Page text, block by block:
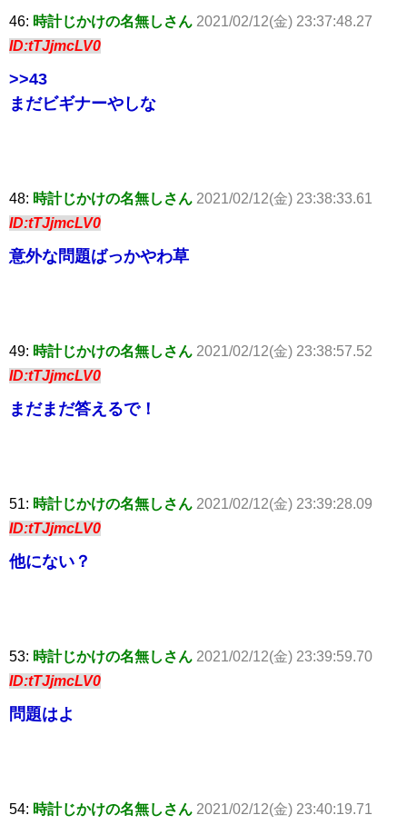
46: 時計じかけの名無しさん 2021/02/12(金) 23:37:48.27
ID:tTJjmcLV0
>>43
まだビギナーやしな
48: 時計じかけの名無しさん 2021/02/12(金) 23:38:33.61
ID:tTJjmcLV0
意外な問題ばっかやわ草
49: 時計じかけの名無しさん 2021/02/12(金) 23:38:57.52
ID:tTJjmcLV0
まだまだ答えるで！
51: 時計じかけの名無しさん 2021/02/12(金) 23:39:28.09
ID:tTJjmcLV0
他にない？
53: 時計じかけの名無しさん 2021/02/12(金) 23:39:59.70
ID:tTJjmcLV0
問題はよ
54: 時計じかけの名無しさん 2021/02/12(金) 23:40:19.71